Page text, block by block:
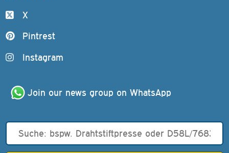
X
Pintrest
Instagram
Join our news group on WhatsApp